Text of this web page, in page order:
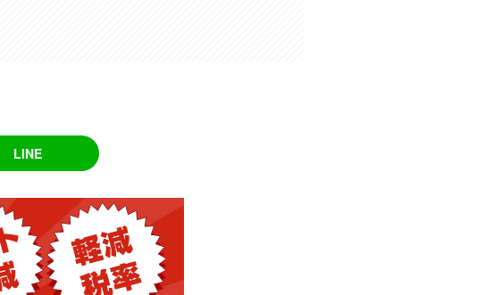
LINE